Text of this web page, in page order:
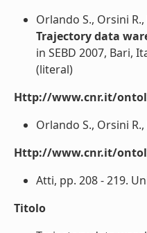
Orlando S., Orsini
Trajectory data
in SEBD 2007, Bari,
(literal)
Http://www.cnr.it/
Orlando S., Orsini
Http://www.cnr.it/
Atti, pp. 208 - 219.
Titolo